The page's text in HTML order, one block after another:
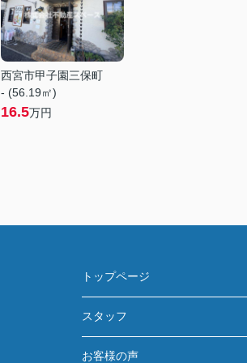
西宮市甲子園三保町
- (56.19㎡)
16.5万円
トップページ
スタッフ
お客様の声